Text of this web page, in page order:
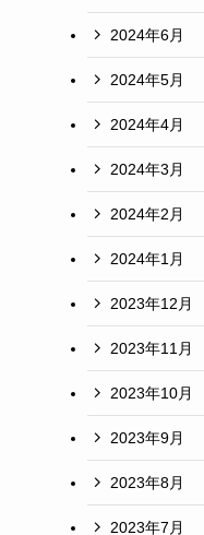
2024年6月
2024年5月
2024年4月
2024年3月
2024年2月
2024年1月
2023年12月
2023年11月
2023年10月
2023年9月
2023年8月
2023年7月